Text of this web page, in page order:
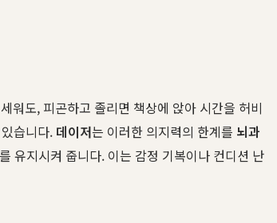
워도, 피곤하고 졸리면 책상에 앉아 시간을 허비
습니다. 데이저는 이러한 의지력의 한계를 뇌과
유지시켜 줍니다. 이는 감정 기복이나 컨디션 난